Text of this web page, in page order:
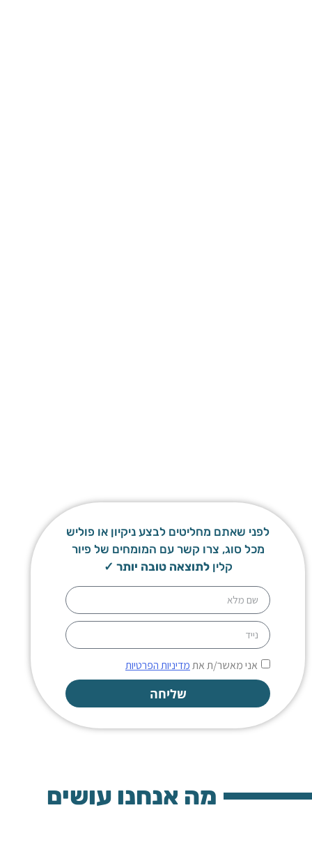
לפני שאתם מחליטים לבצע ניקיון או פוליש
מכל סוג, צרו קשר עם המומחים של פיור
לתוצאה טובה יותר ✓
אני מאשר/ת אתמדיניות הפרטיות
שליחה
Alternative:
מה אנחנו עושים